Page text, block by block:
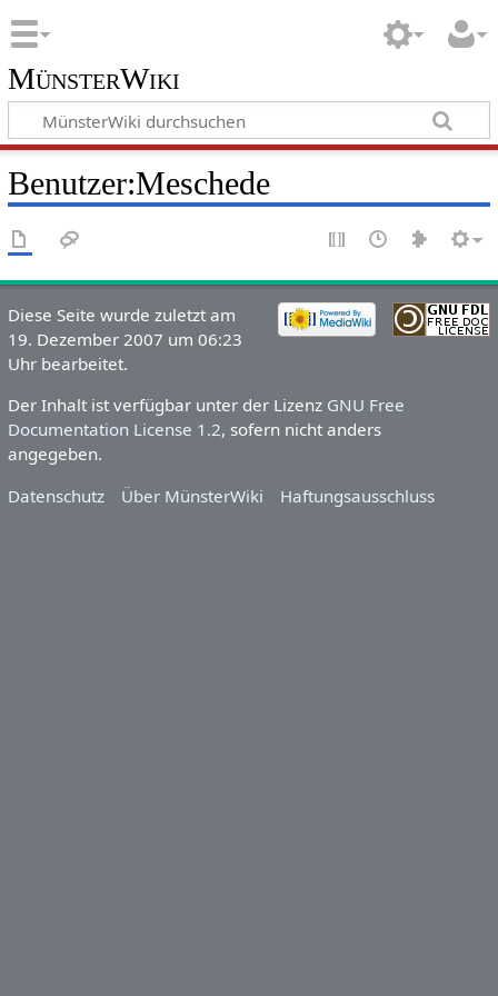
MünsterWiki
Benutzer:Meschede
Diese Seite wurde zuletzt am
19. Dezember 2007 um 06:23
Uhr bearbeitet.
Der Inhalt ist verfügbar unter der Lizenz GNU Free
Documentation License 1.2, sofern nicht anders
angegeben.
Datenschutz
Über MünsterWiki Haftungsausschluss